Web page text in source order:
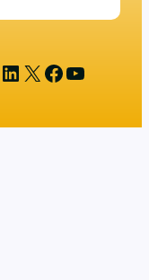
LinkedIn
X Facebook